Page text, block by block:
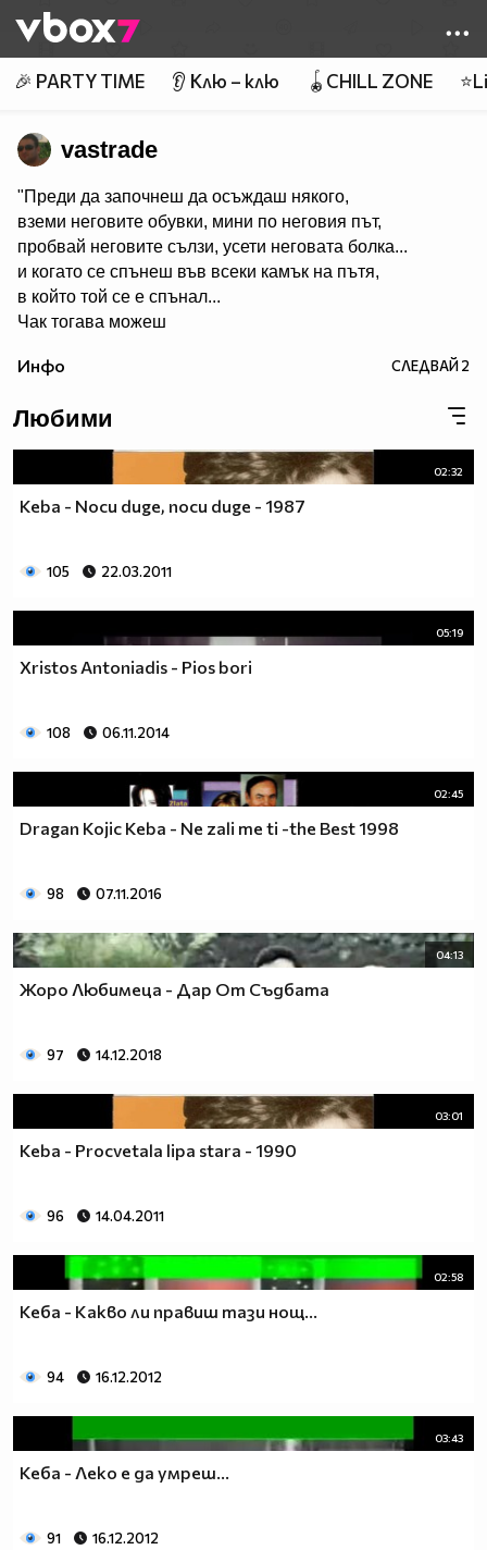
👾
🎉 PARTY TIME 👂 Клю – клю 🪀CHILL ZONE
vastrade
"Преди да започнеш да осъждаш някого,
вземи неговите обувки, мини по неговия път,
пробвай неговите сълзи, усети неговата болка...
и когато се спънеш във всеки камък на пътя,
в който той се е спънал...
Чак тогава можеш
................................................................................................
и свършва, когато си говорите без да се разбирате.
Инфо СЛЕДВАЙ2
Любими
02:32
Keba - Nocu duge, nocu duge - 1987
105 22.03.2011
05:19
Xristos Antoniadis - Pios bori
108 06.11.2014
02:45
Dragan Kojic Keba - Ne zali me ti -the Best 1998
98 07.11.2016
04:13
Жоро Любимеца - Дар От Съдбата
97 14.12.2018
03:01
Keba - Procvetala lipa stara - 1990
96 14.04.2011
02:58
Кеба - Какво ли правиш тази нощ...
94 16.12.2012
03:43
Кеба - Леко е да умреш...
91 16.12.2012